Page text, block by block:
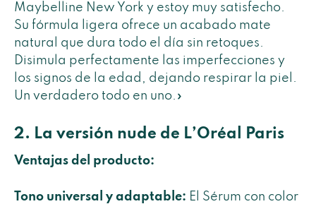
Maybelline New York y estoy muy satisfecho.
Su fórmula ligera ofrece un acabado mate
natural que dura todo el día sin retoques.
Disimula perfectamente las imperfecciones y
los signos de la edad, dejando respirar la piel.
Un verdadero todo en uno.»
2. La versión nude de L’Oréal Paris
Ventajas del producto:
Tono universal y adaptable: El Sérum con color